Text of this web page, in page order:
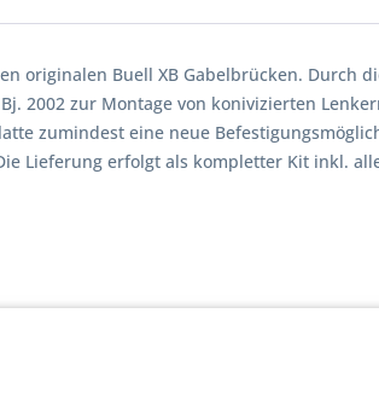
originalen Buell XB Gabelbrücken. Durch
2002 zur Montage von konivizierten
zumindest eine neue
Lieferung erfolgt als kompletter Kit inkl.